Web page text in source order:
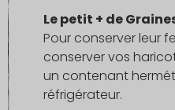
Le petit + de
Pour conserver leur
conserver vos
un contenant
réfrigérateur.